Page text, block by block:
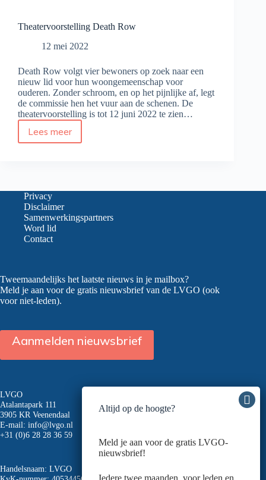
Theatervoorstelling Death Row
12 mei 2022
Death Row volgt vier bewoners op zoek naar een
nieuw lid voor hun woongemeenschap voor
ouderen. Zonder schroom, en op het pijnlijke af, legt
de commissie hen het vuur aan de schenen. De
theatervoorstelling is tot 12 juni 2022 te zien…
Lees meerTheatervoorstelling
Privacy
Disclaimer
Samenwerkingspartners
Word lid
Contact
Tweemaandelijks het laatste nieuws in je mailbox?
Meld je aan voor de gratis nieuwsbrief van de LVGO (ook
voor niet-leden).
Aanmelden nieuwsbrief
LVGO
Atalantapark 111
3905 KR Veenendaal
E-mail: info@lvgo.nl
+31 (0)6 28 28 36 59
Handelsnaam: LVGO
Altijd op de hoogte?
Meld je aan voor de gratis LVGO-
nieuwsbrief!
Iedere twee maanden, voor leden en